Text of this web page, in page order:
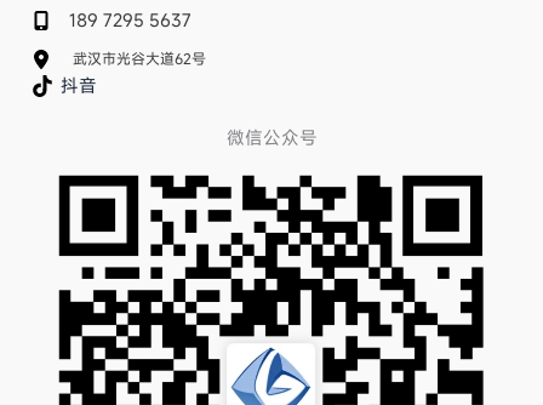
189 7295 5637
武汉市光谷大道62号
抖音
微信公众号